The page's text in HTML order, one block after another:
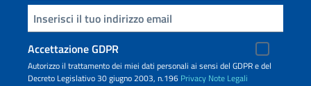
Inserisci la tua email
Accettazione GDPR
Autorizzo il trattamento dei miei dati personali ai sensi del GDPR e del
Decreto Legislativo 30 giugno 2003, n.196 Privacy Note Legali